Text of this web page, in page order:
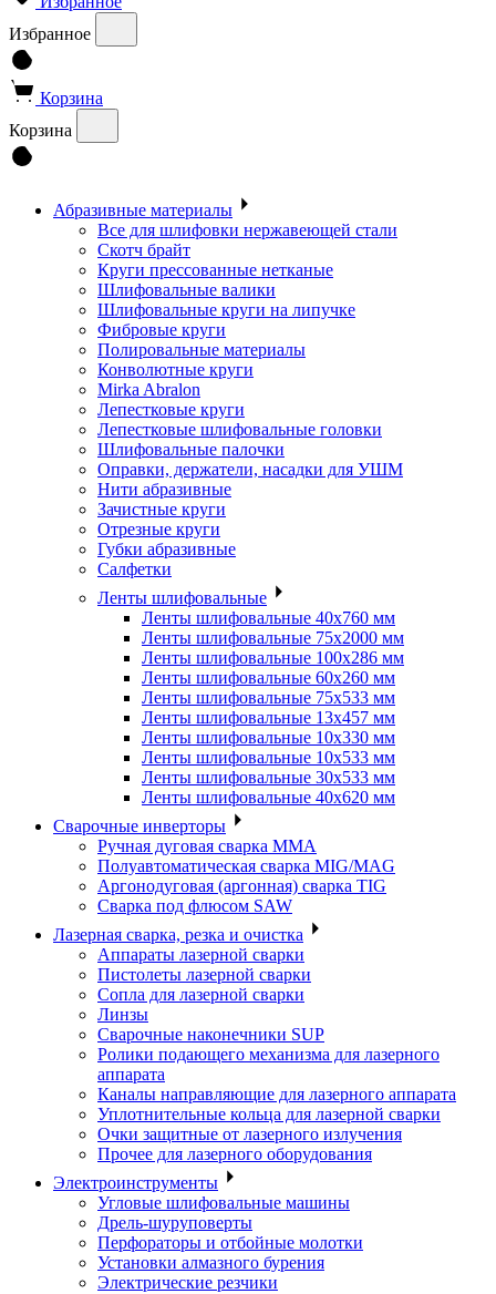
Избранное
Корзина
Корзина
Абразивные материалы
Все для шлифовки нержавеющей стали
Скотч брайт
Круги прессованные нетканые
Шлифовальные валики
Шлифовальные круги на липучке
Фибровые круги
Полировальные материалы
Конволютные круги
Mirka Abralon
Лепестковые круги
Лепестковые шлифовальные головки
Шлифовальные палочки
Оправки, держатели, насадки для УШМ
Нити абразивные
Зачистные круги
Отрезные круги
Губки абразивные
Салфетки
Ленты шлифовальные
Ленты шлифовальные 40х760 мм
Ленты шлифовальные 75х2000 мм
Ленты шлифовальные 100х286 мм
Ленты шлифовальные 60х260 мм
Ленты шлифовальные 75х533 мм
Ленты шлифовальные 13х457 мм
Ленты шлифовальные 10х330 мм
Ленты шлифовальные 10х533 мм
Ленты шлифовальные 30х533 мм
Ленты шлифовальные 40х620 мм
Сварочные инверторы
Ручная дуговая сварка MMA
Полуавтоматическая сварка MIG/MAG
Аргонодуговая (аргонная) сварка TIG
Сварка под флюсом SAW
Лазерная сварка, резка и очистка
Аппараты лазерной сварки
Пистолеты лазерной сварки
Сопла для лазерной сварки
Линзы
Сварочные наконечники SUP
Ролики подающего механизма для лазерного
аппарата
Каналы направляющие для лазерного аппарата
Уплотнительные кольца для лазерной сварки
Очки защитные от лазерного излучения
Прочее для лазерного оборудования
Электроинструменты
Угловые шлифовальные машины
Дрель-шуруповерты
Перфораторы и отбойные молотки
Установки алмазного бурения
Электрические резчики